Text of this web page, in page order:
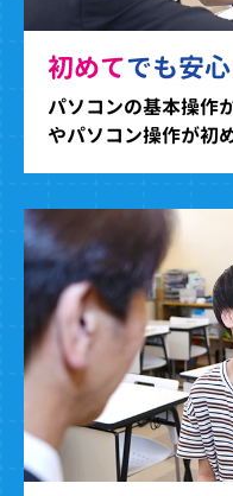
初めてでも安心
パソコンの基本操作
やパソコン操作が初